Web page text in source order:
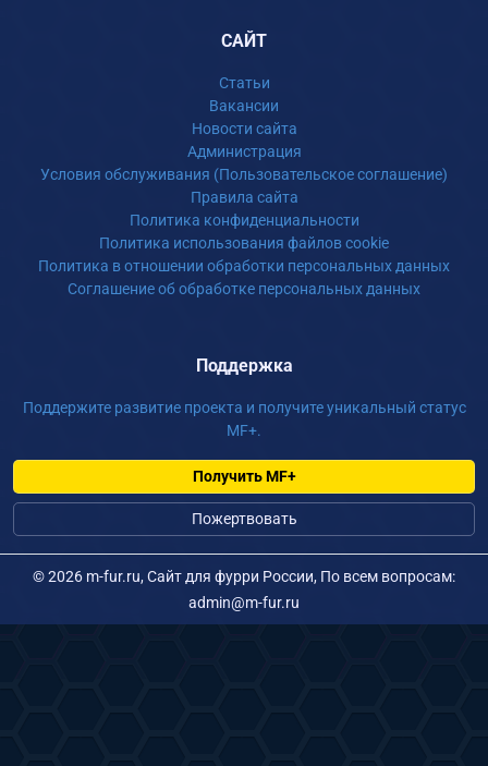
САЙТ
Статьи
Вакансии
Новости сайта
Администрация
Условия обслуживания (Пользовательское соглашение)
Правила сайта
Политика конфиденциальности
Политика использования файлов cookie
Политика в отношении обработки персональных данных
Соглашение об обработке персональных данных
Поддержка
Поддержите развитие проекта и получите уникальный статус
MF+.
Получить MF+
Пожертвовать
©2026 m-fur.ru, Сайт для фурри России, По всем вопросам:
admin@m-fur.ru